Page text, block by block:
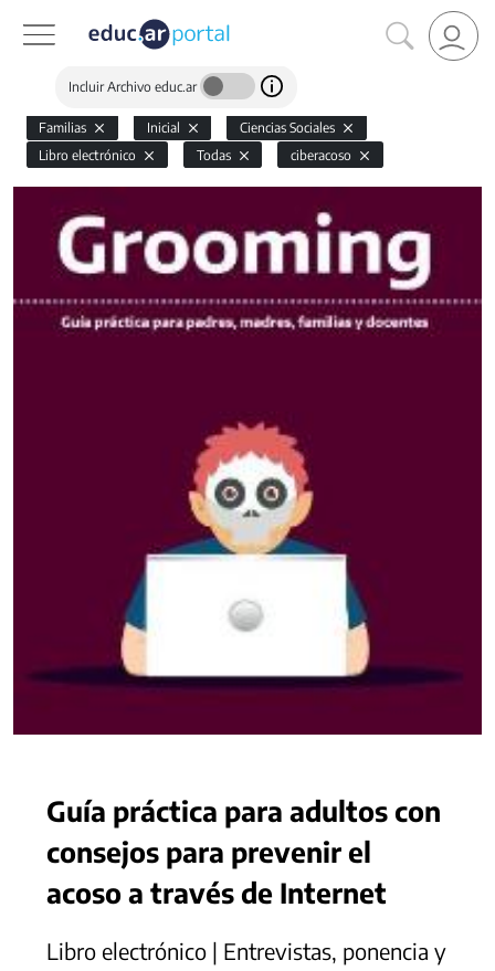
Incluir Archivo educ.ar
Familias Inicial
Ciencias Sociales
Libro electrónico
Todas ciberacoso
Guía práctica para adultos con
consejos para prevenir el
acoso a través de Internet
Libro electrónico | Entrevistas, ponencia y